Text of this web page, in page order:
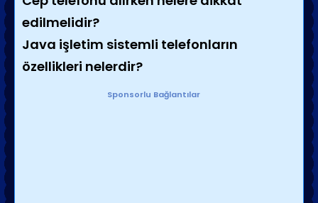
edilmelidir?
Java işletim sistemli telefonların
özellikleri nelerdir?
Sponsorlu Bağlantılar